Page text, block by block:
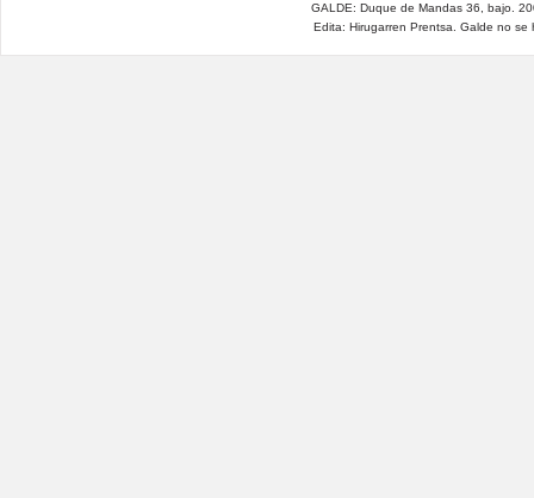
GALDE: Duque de Mandas 36, bajo.
Edita: Hirugarren Prentsa. Galde no